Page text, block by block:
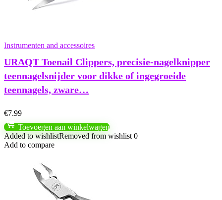
Instrumenten and accessoires
URAQT Toenail Clippers, precisie-nagelknipper
teennagelsnijder voor dikke of ingegroeide
teennagels, zware…
€7.99
Toevoegen aan winkelwagen
Added to wishlistRemoved from wishlist 0
Add to compare